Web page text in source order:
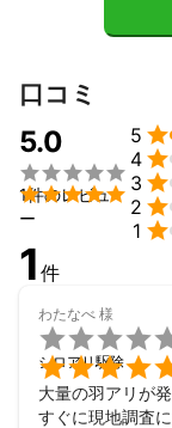
口コミ
5.0


1件のレビュ
ー
5 
4 
3 
2 
1 
1 件
わたなべ 様
シロアリ駆除
大量の羽アリが
すぐに現地調査